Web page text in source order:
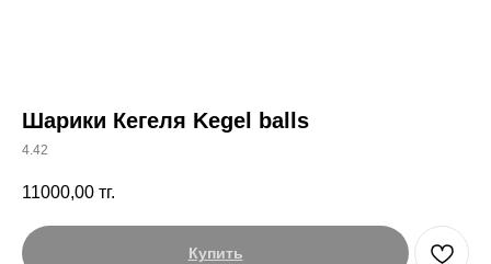
Шарики Кегеля Kegel balls
4.42
11000,00 тг.
Купить